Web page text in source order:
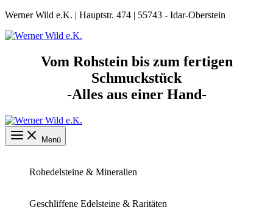
Zum
springen
Werner Wild e.K. | Hauptstr. 474 | 55743 - Idar-Oberstein
Vom Rohstein bis zum fertigen
Schmuckstück
-Alles aus einer Hand-
Menü
Rohedelsteine & Mineralien
Geschliffene Edelsteine & Raritäten